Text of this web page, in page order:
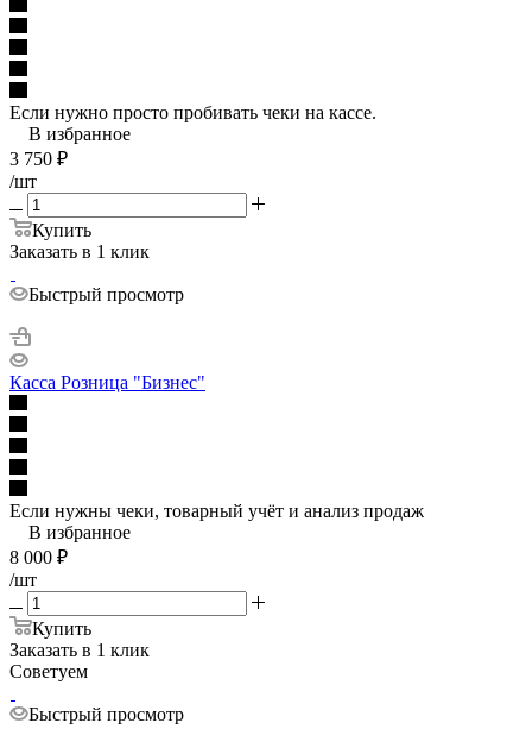
Если нужно просто пробивать чеки на кассе.
В избранное
3 750 ₽
/шт
Купить
Заказать в 1 клик
Быстрый просмотр
Касса Розница "Бизнес"
Если нужны чеки, товарный учёт и анализ продаж
В избранное
8 000 ₽
/шт
Купить
Заказать в 1 клик
Советуем
Быстрый просмотр